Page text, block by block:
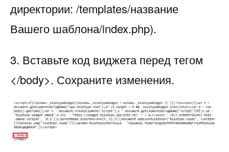
директории: /templates/название
Вашего шаблона/index.php).
3. Вставьте код виджета перед тегом
</body>. Сохраните изменения.